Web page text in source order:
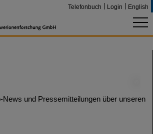
Telefonbuch Login English
News und Pressemitteilungen über unseren